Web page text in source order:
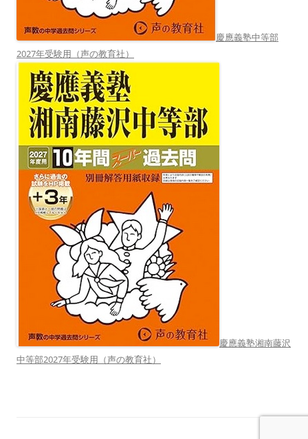
慶應義塾中等部
2027年受験用（声の教育社）
慶應義塾湘南藤沢
中等部2027年受験用（声の教育社）